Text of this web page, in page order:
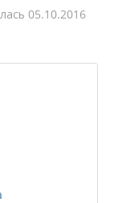
05.10.2016